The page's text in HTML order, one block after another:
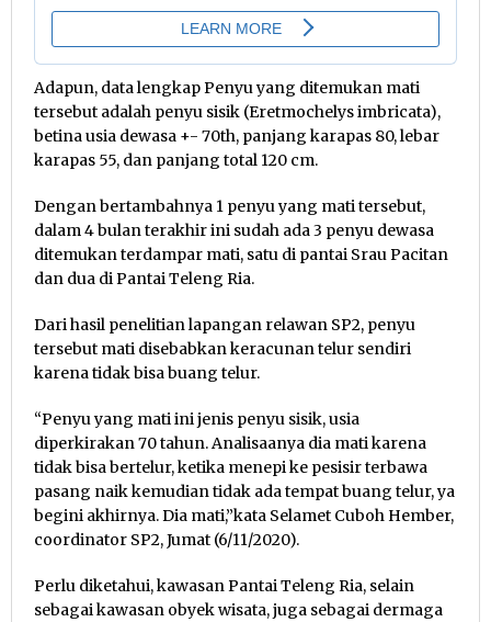
Adapun, data lengkap Penyu yang ditemukan mati
tersebut adalah penyu sisik (Eretmochelys imbricata),
betina usia dewasa +- 70th, panjang karapas 80, lebar
karapas 55, dan panjang total 120 cm.
Dengan bertambahnya 1 penyu yang mati tersebut,
dalam 4 bulan terakhir ini sudah ada 3 penyu dewasa
ditemukan terdampar mati, satu di pantai Srau Pacitan
dan dua di Pantai Teleng Ria.
Dari hasil penelitian lapangan relawan SP2, penyu
tersebut mati disebabkan keracunan telur sendiri
karena tidak bisa buang telur.
“Penyu yang mati ini jenis penyu sisik, usia
diperkirakan 70 tahun. Analisaanya dia mati karena
tidak bisa bertelur, ketika menepi ke pesisir terbawa
pasang naik kemudian tidak ada tempat buang telur, ya
begini akhirnya. Dia mati,”kata Selamet Cuboh Hember,
coordinator SP2, Jumat (6/11/2020).
Perlu diketahui, kawasan Pantai Teleng Ria, selain
sebagai kawasan obyek wisata, juga sebagai dermaga